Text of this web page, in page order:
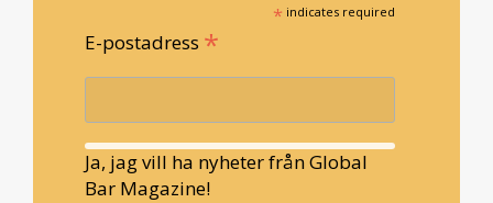
* indicates required
E-postadress *
Ja, jag vill ha nyheter från Global
Bar Magazine!